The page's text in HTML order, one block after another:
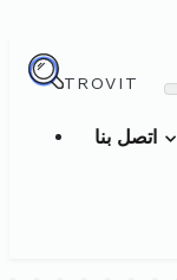
TROVIT